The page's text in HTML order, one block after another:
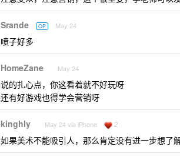
Srande OP May 24
喷子好多
HomeZane May 24
说的扎心点，你这看着就不好玩呀
还有好游戏也得学会营销呀
kinghly May 24 via iPhone 2
如果美术不能吸引人，那么肯定没有进一步想了